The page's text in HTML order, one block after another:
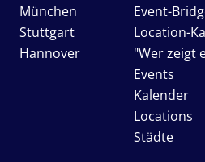
München
Stuttgart
Hannover
Event-
Location-
"Wer zeigt
Events
Kalender
Locations
Städte